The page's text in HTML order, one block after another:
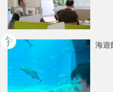
海遊